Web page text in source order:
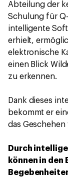
Abteilung der
Schulung für
intelligente
erhielt,
elektronische
einen Blick
zu erkennen.
Dank dieses
bekommt er
das Geschehen
Durch
können in den